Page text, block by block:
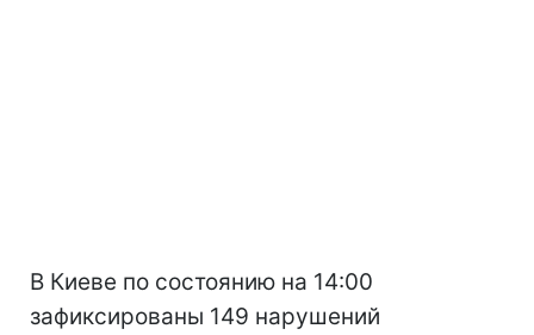
В Киеве по состоянию на 14:00
зафиксированы 149 нарушений